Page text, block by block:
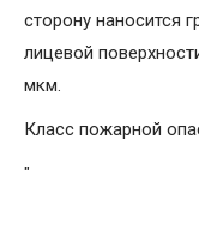
сторону наносится
лицевой
мкм.
Класс пожарной
"